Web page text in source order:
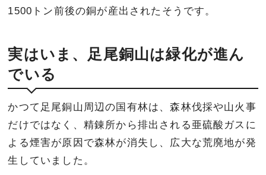
1500トン前後の銅が産出されたそうです。
実はいま、足尾銅山は緑化が進ん
でいる
かつて足尾銅山周辺の国有林は、森林伐採や山火事
だけではなく、精錬所から排出される亜硫酸ガスに
よる煙害が原因で森林が消失し、広大な荒廃地が発
生していました。